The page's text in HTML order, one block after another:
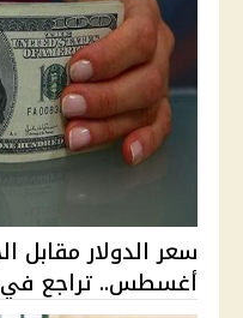
أغسطس.. تراجع في 10 بنوك وارت...